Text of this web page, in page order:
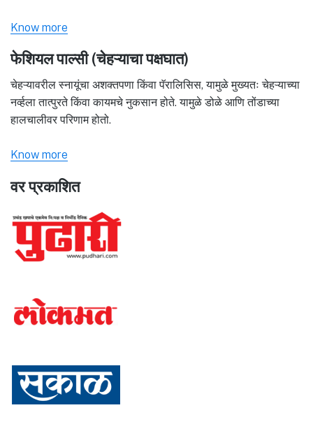
Know more
फेशियल पाल्सी (चेहऱ्याचा पक्षघात)
चेहऱ्यावरील स्नायूंचा अशक्तपणा किंवा पॅरालिसिस, यामुळे मुख्यतः चेहऱ्याच्या
नर्व्हला तात्पुरते किंवा कायमचे नुकसान होते. यामुळे डोळे आणि तोंडाच्या
हालचालीवर परिणाम होतो.
Know more
वर प्रकाशित